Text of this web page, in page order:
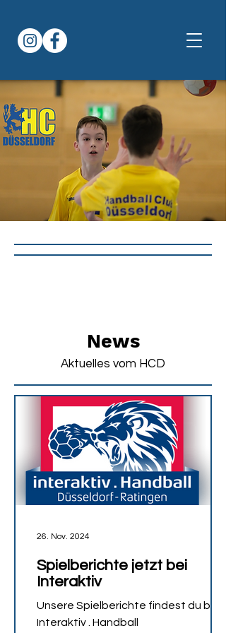
News
Aktuelles vom HCD
Spielberichte jetzt bei
Interaktiv
Unsere Spielberichte findest du bei
Interaktiv . Handball
26. Nov. 2024